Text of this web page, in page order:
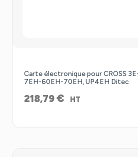
Carte électronique pour CROSS
7EH-60EH-70EH, UP4EH Ditec
218,79€ HT